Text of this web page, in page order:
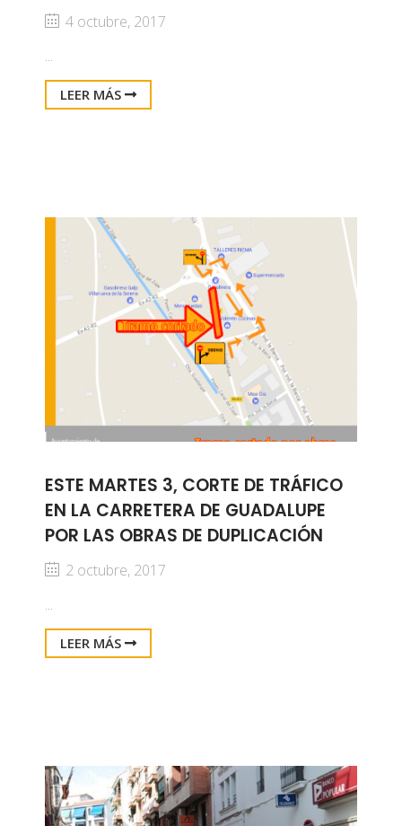
4 octubre, 2017
...
LEER MÁS
ESTE MARTES 3, CORTE DE TRÁFICO
EN LA CARRETERA DE GUADALUPE
POR LAS OBRAS DE DUPLICACIÓN
2 octubre, 2017
...
LEER MÁS